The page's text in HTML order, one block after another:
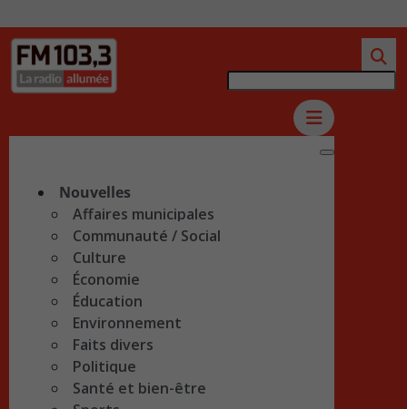
Nouvelles
Affaires municipales
Communauté / Social
Culture
Économie
Éducation
Environnement
Faits divers
Politique
Santé et bien-être